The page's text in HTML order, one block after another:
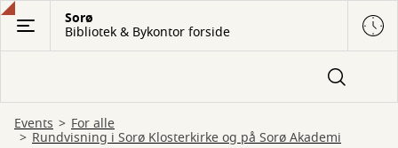
Gå
hovedindhold
Sorø
Bibliotek & Bykontor forside
Events For alle
Rundvisning i Sorø Klosterkirke og på Sorø Akademi